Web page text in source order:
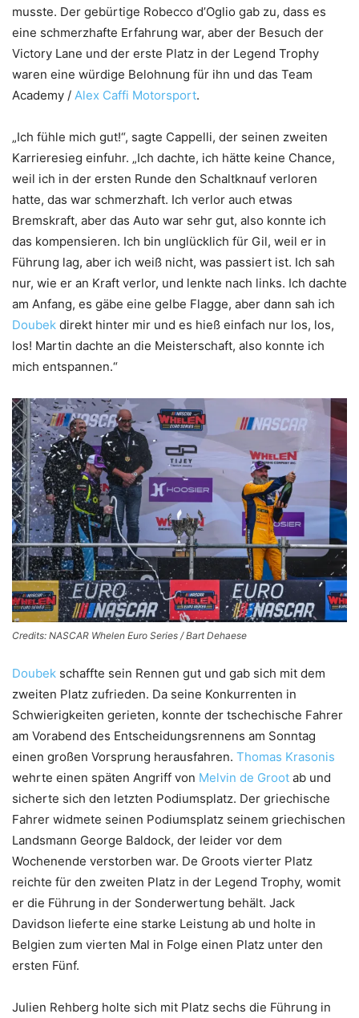
musste. Der gebürtige Robecco d’Oglio gab zu, dass es
eine schmerzhafte Erfahrung war, aber der Besuch der
Victory Lane und der erste Platz in der Legend Trophy
waren eine würdige Belohnung für ihn und das Team
Academy / Alex Caffi Motorsport.
„Ich fühle mich gut!“, sagte Cappelli, der seinen zweiten
Karrieresieg einfuhr. „Ich dachte, ich hätte keine Chance,
weil ich in der ersten Runde den Schaltknauf verloren
hatte, das war schmerzhaft. Ich verlor auch etwas
Bremskraft, aber das Auto war sehr gut, also konnte ich
das kompensieren. Ich bin unglücklich für Gil, weil er in
Führung lag, aber ich weiß nicht, was passiert ist. Ich sah
nur, wie er an Kraft verlor, und lenkte nach links. Ich dachte
am Anfang, es gäbe eine gelbe Flagge, aber dann sah ich
Doubek direkt hinter mir und es hieß einfach nur los, los,
los! Martin dachte an die Meisterschaft, also konnte ich
mich entspannen.“
Credits: NASCAR Whelen Euro Series / Bart Dehaese
Doubek schaffte sein Rennen gut und gab sich mit dem
zweiten Platz zufrieden. Da seine Konkurrenten in
Schwierigkeiten gerieten, konnte der tschechische Fahrer
am Vorabend des Entscheidungsrennens am Sonntag
einen großen Vorsprung herausfahren. Thomas Krasonis
wehrte einen späten Angriff von Melvin de Groot ab und
sicherte sich den letzten Podiumsplatz. Der griechische
Fahrer widmete seinen Podiumsplatz seinem griechischen
Landsmann George Baldock, der leider vor dem
Wochenende verstorben war. De Groots vierter Platz
reichte für den zweiten Platz in der Legend Trophy, womit
er die Führung in der Sonderwertung behält. Jack
Davidson lieferte eine starke Leistung ab und holte in
Belgien zum vierten Mal in Folge einen Platz unter den
ersten Fünf.
Julien Rehberg holte sich mit Platz sechs die Führung in